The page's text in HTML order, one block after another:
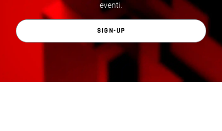
eventi.
SIGN-UP